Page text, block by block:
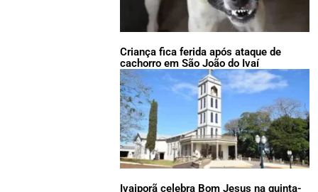
Criança fica ferida após ataque de
cachorro em São João do Ivaí
Ivaiporã celebra Bom Jesus na quinta-